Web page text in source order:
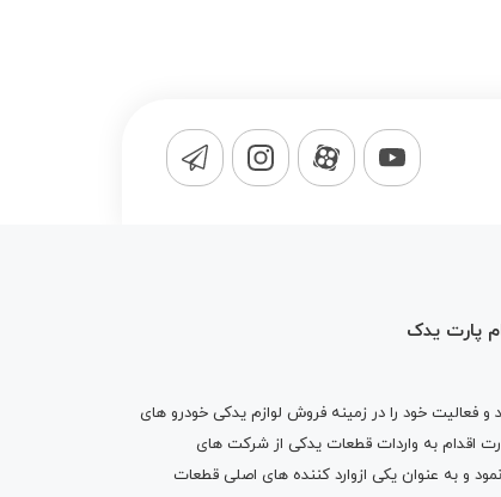
پارت یدک
شد و فعالیت خود را در زمینه فروش لوازم یدکی خودرو های
از گذشت10 سال سام پارت اقدام به واردات قطعات یدکی از شرکت های
و به عنوان یکی ازوارد کننده های اصلی قطعات